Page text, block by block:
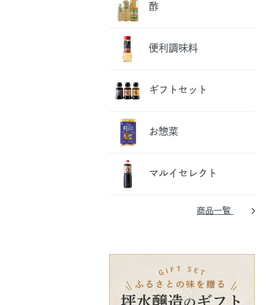
酢
便利調味料
ギフトセット
お惣菜
マルイセレクト
商品一覧